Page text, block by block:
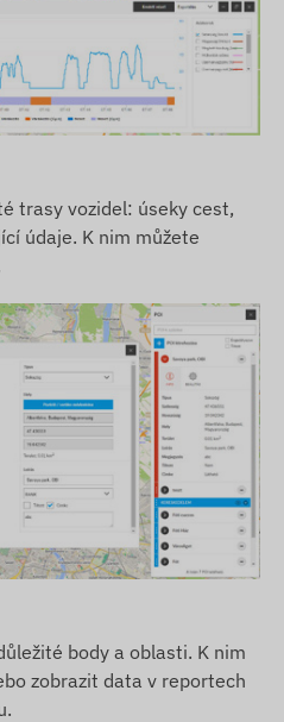
trasy vozidel: úseky cest,
údaje. K nim můžete
body a oblasti. K nim
zobrazit data v reportech